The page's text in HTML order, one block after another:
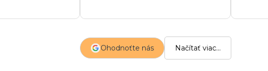
Ohodnoťte nás Načítať viac...